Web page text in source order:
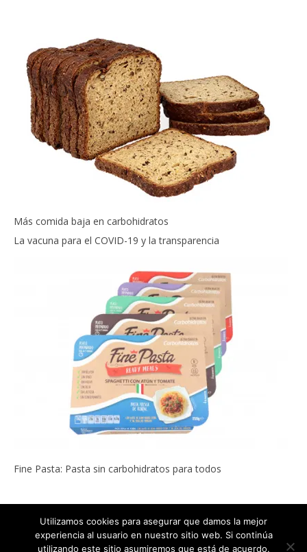
Más comida baja en carbohidratos
La vacuna para el COVID-19 y la transparencia
Fine Pasta: Pasta sin carbohidratos para todos
Copyright © 2022 ADELGAZAR SIN MILAGROS por Carlos Abehsera
Utilizamos cookies para asegurar que damos la mejor
experiencia al usuario en nuestro sitio web. Si continúa
utilizando este sitio asumiremos que está de acuerdo.